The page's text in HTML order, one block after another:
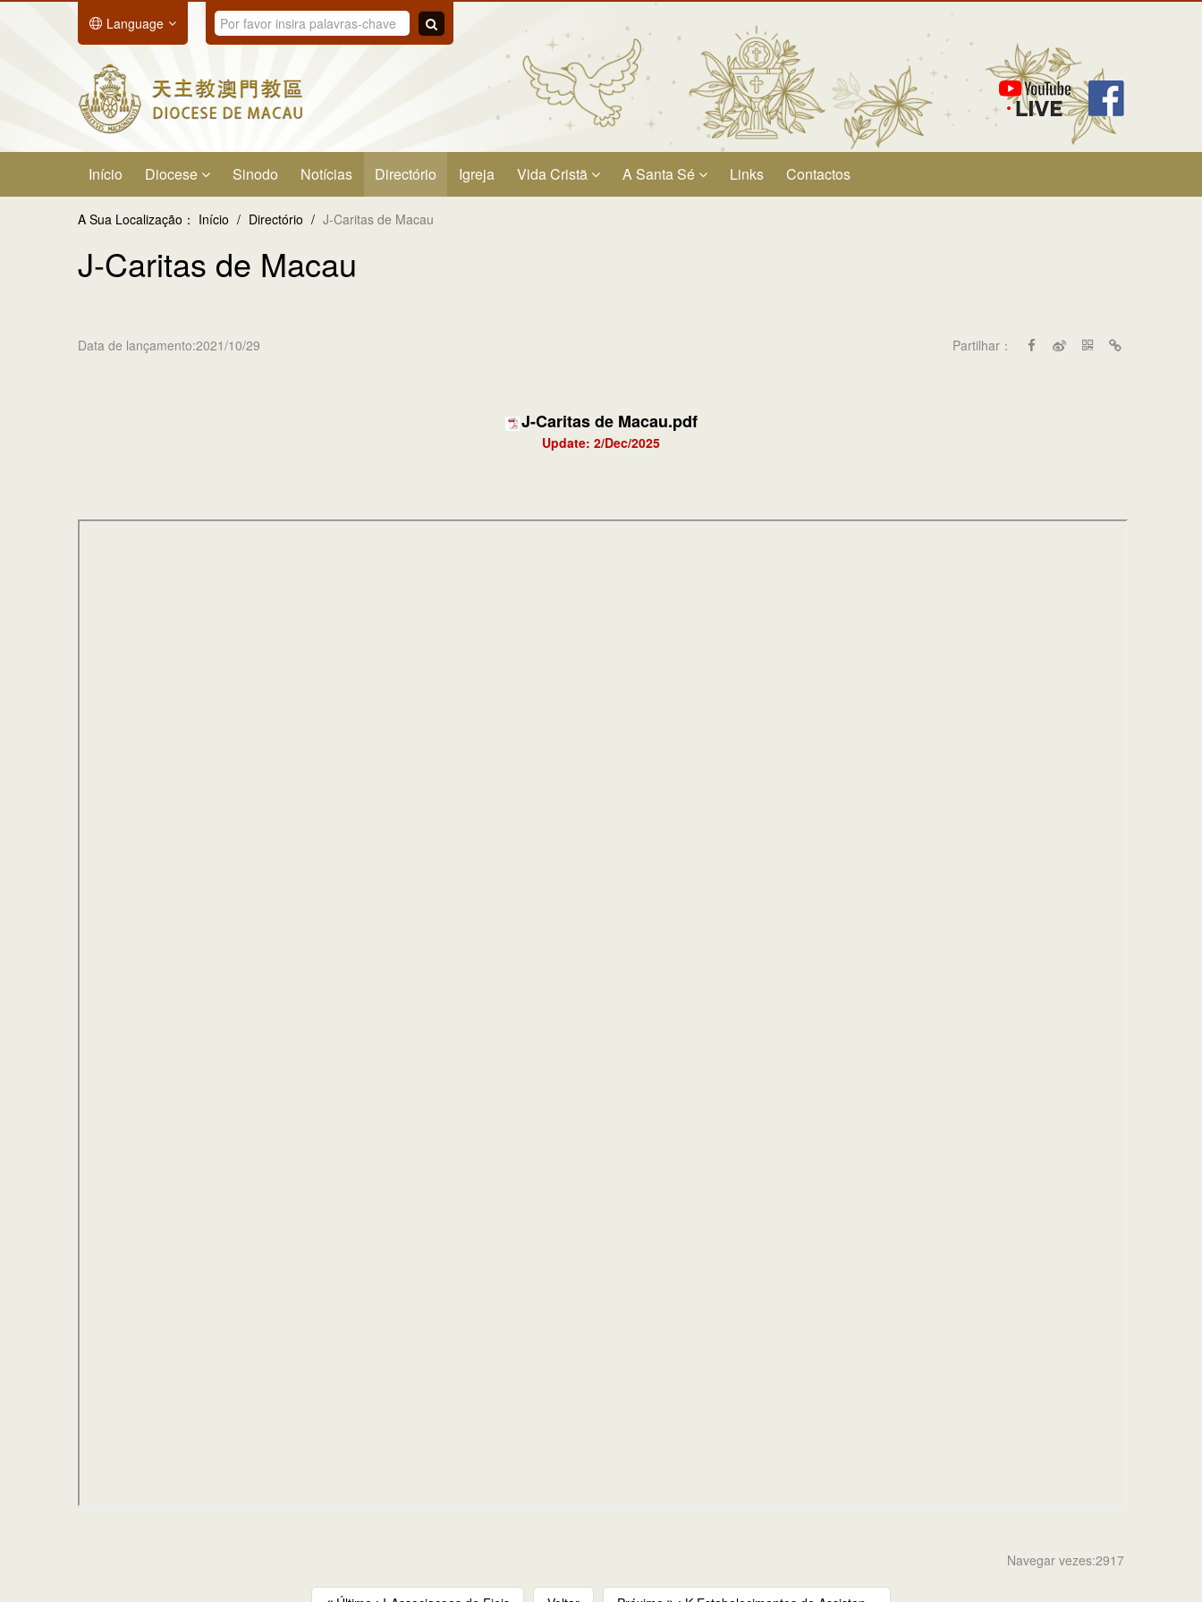
Language
Início Diocese Sinodo Notícias Directório Igreja Vida Cristã A Santa Sé Links Contactos
A Sua Localização： Início / Directório / J-Caritas de Macau
J-Caritas de Macau
Data de lançamento:2021/10/29 Partilhar：
J-Caritas de Macau.pdf
Update: 2/Dec/2025
Navegar vezes:2917